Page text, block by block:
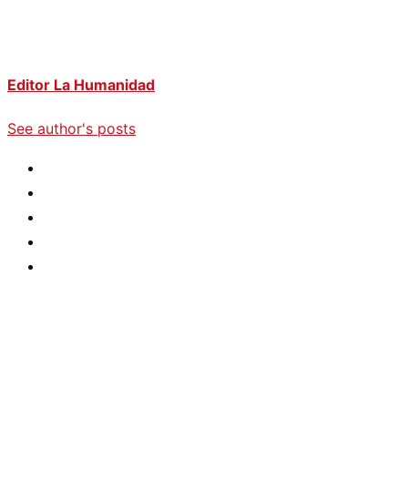
Editor La Humanidad
See author's posts